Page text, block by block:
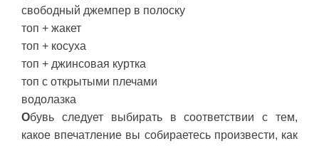
свободный джемпер в полоску
топ + жакет
топ + косуха
топ + джинсовая куртка
топ с открытыми плечами
водолазка
Обувь следует выбирать в соответствии с тем,
какое впечатление вы собираетесь произвести, как